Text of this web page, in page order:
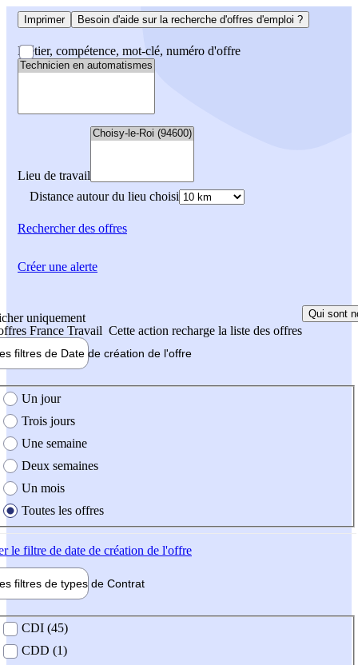
Imprimer Besoin d'aide sur la recherche d'offres d'emploi ?
Métier, compétence, mot-clé, numéro d'offre
Lieu de travail
Distance autour du lieu choisi
Rechercherdes offres
uniquement
France Travail Cette action recharge la liste des offres
Qui sont
filtres de Date de création de l'offre
création de l'offre
Un jour
Trois jours
Une semaine
Deux semaines
Un mois
Toutes les offres
le filtre de date de création de l'offre
filtres de types de Contrat
contrat
CDI (45)
CDD (1)
Créer une alerte